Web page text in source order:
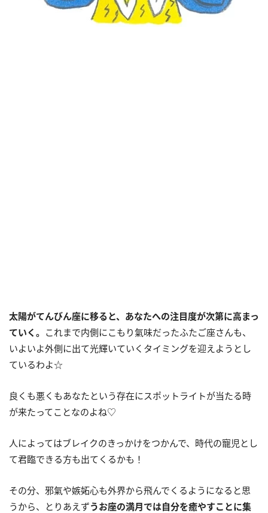
太陽がてんびん座に移ると、あなたへの注目度が次第に高まっ
ていく。 これまで内側にこもり氣味だったふたご座さんも、
いよいよ外側に出て光輝いていくタイミングを迎えようとし
ているわよ☆
良くも悪くもあなたという存在にスポットライトが当たる時
が来たってことなのよね♡
人によってはブレイクのきっかけをつかんで、時代の寵児とし
て君臨できる方も出てくるかも！
その分、邪氣や嫉妬心も外界から飛んでくるようになると思
うから、とりあえずうお座の満月では自分を癒やすことに集